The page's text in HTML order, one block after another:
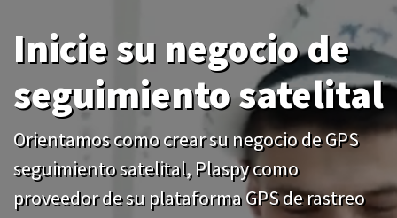
seguimiento satelital
Orientamos como crear su negocio de GPS
seguimiento satelital, Plaspy como
proveedor de su plataforma GPS de rastreo
satelital para que su inversión sea muy
rentable usando su marca.